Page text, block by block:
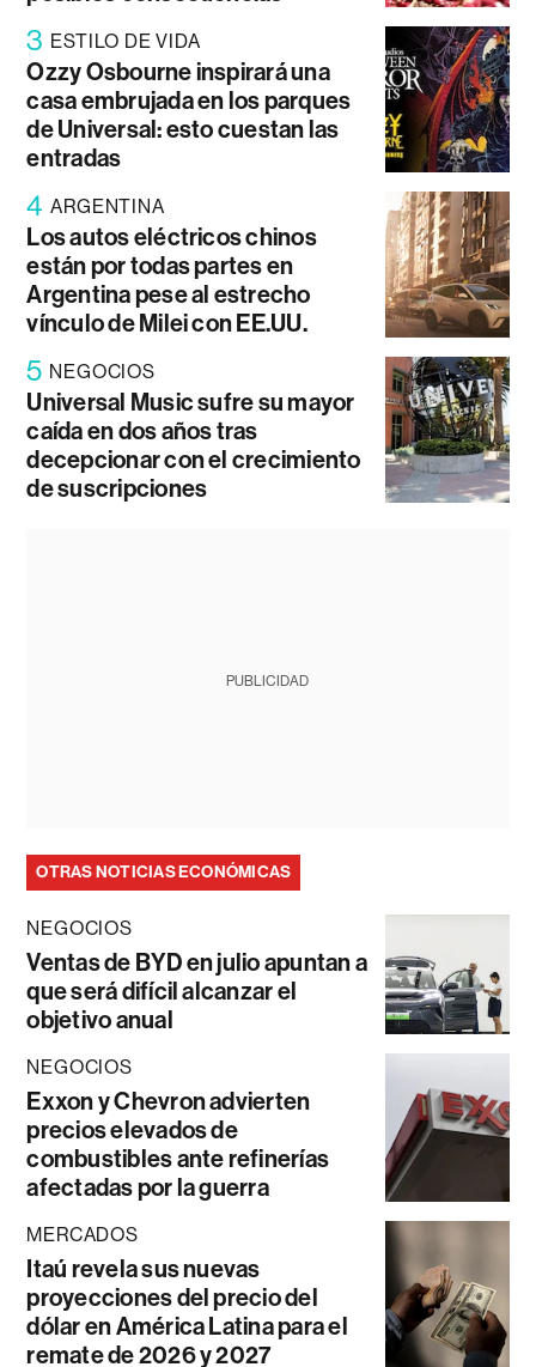
3 ESTILO DE VIDA
Ozzy Osbourne inspirará una
casa embrujada en los parques
de Universal: esto cuestan las
entradas
4 ARGENTINA
Los autos eléctricos chinos
están por todas partes en
Argentina pese al estrecho
vínculo de Milei con EE.UU.
5 NEGOCIOS
Universal Music sufre su mayor
caída en dos años tras
decepcionar con el crecimiento
de suscripciones
PUBLICIDAD
OTRAS NOTICIAS ECONÓMICAS
NEGOCIOS
Ventas de BYD en julio apuntan a
que será difícil alcanzar el
objetivo anual
NEGOCIOS
Exxon y Chevron advierten
precios elevados de
combustibles ante refinerías
afectadas por la guerra
MERCADOS
Itaú revela sus nuevas
proyecciones del precio del
dólar en América Latina para el
remate de 2026 y 2027